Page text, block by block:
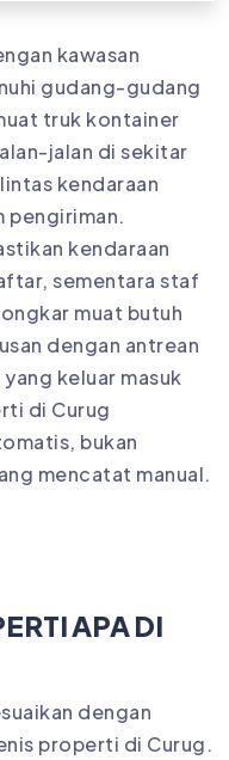
kawasan
gudang-gudang
truk kontainer
jalan di sekitar
kendaraan
pengiriman.
kendaraan
sementara staf
muat butuh
dengan antrean
keluar masuk
di Curug
bukan
mencatat manual.
APA DI
dengan
properti di Curug.